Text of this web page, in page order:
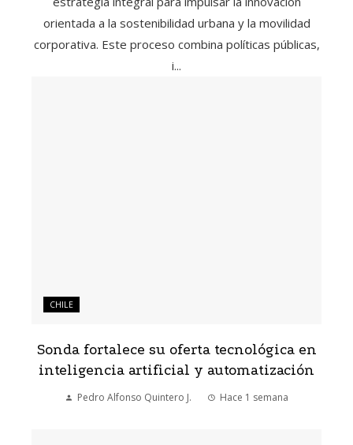
orientada a la sostenibilidad urbana y la movilidad
corporativa. Este proceso combina políticas públicas,
i...
CHILE
Sonda fortalece su oferta tecnológica en
inteligencia artificial y automatización
Pedro Alfonso Quintero J. Hace 1 semana